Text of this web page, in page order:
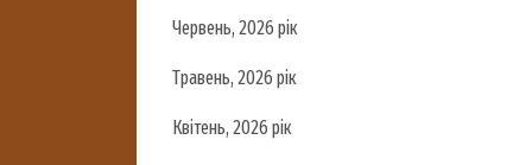
Червень, 2026 рік
Травень, 2026 рік
Квітень, 2026 рік